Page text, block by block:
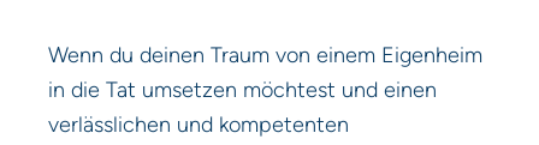
Wenn du deinen Traum von einem Eigenheim
in die Tat umsetzen möchtest und einen
verlässlichen und kompetenten